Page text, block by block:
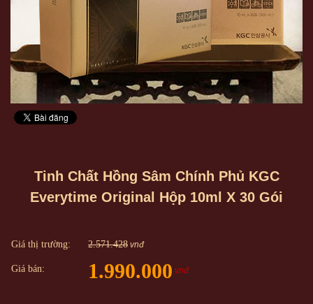
Tinh Chất Hồng Sâm Chính Phủ KGC
Everytime Original Hộp 10ml X 30 Gói
Giá thị trường: 2.571.428 vnđ
Giá bán: 1.990.000 vnđ